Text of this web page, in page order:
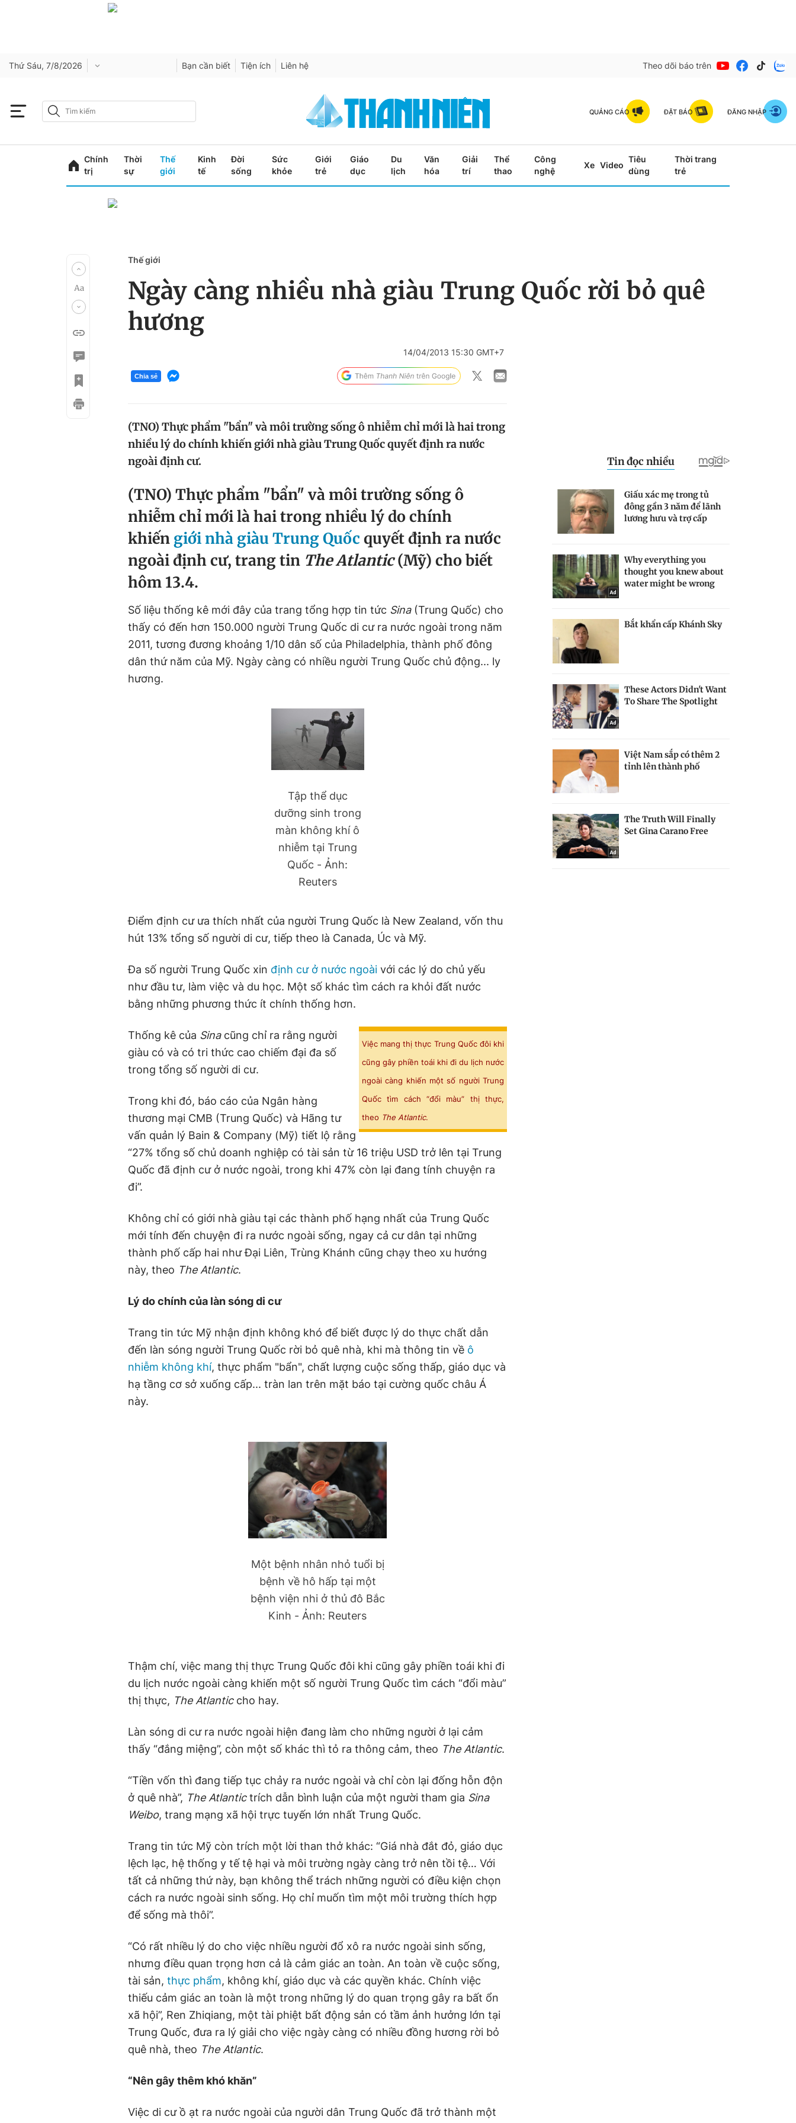
Thứ Sáu, 7/8/2026 Bạn cần biết Tiện ích Liên hệ Theo dõi báo trên
QUẢNG CÁO ĐẶT BÁO ĐĂNG NHẬP
Chính
trị
Thời
sự
Thế
giới
Kinh
tế
Đời
sống
Sức
khỏe
Giới
trẻ
Giáo
dục
Du
lịch
Văn
hóa
Giải
trí
Thể
thao
Công
nghệ
Xe Video
Tiêu
dùng
Thời trang
trẻ
Thế giới
Ngày càng nhiều nhà giàu Trung Quốc rời bỏ quê
hương
14/04/2013 15:30 GMT+7
Chia sẻ
(TNO) Thực phẩm "bẩn" và môi trường sống ô nhiễm chỉ mới là hai trong
nhiều lý do chính khiến giới nhà giàu Trung Quốc quyết định ra nước
ngoài định cư.
(TNO) Thực phẩm "bẩn" và môi trường sống ô
nhiễm chỉ mới là hai trong nhiều lý do chính
khiến giới nhà giàu Trung Quốc quyết định ra nước
ngoài định cư, trang tin The Atlantic(Mỹ) cho biết
hôm 13.4.
Số liệu thống kê mới đây của trang tổng hợp tin tức Sina(Trung Quốc) cho
thấy có đến hơn 150.000 người Trung Quốc di cư ra nước ngoài trong năm
2011, tương đương khoảng 1/10 dân số của Philadelphia, thành phố đông
dân thứ năm của Mỹ. Ngày càng có nhiều người Trung Quốc chủ động... ly
hương.
Tập thể dục
dưỡng sinh trong
màn không khí ô
nhiễm tại Trung
Quốc - Ảnh:
Reuters
Điểm định cư ưa thích nhất của người Trung Quốc là New Zealand, vốn thu
hút 13% tổng số người di cư, tiếp theo là Canada, Úc và Mỹ.
Đa số người Trung Quốc xin định cư ở nước ngoài với các lý do chủ yếu
như đầu tư, làm việc và du học. Một số khác tìm cách ra khỏi đất nước
bằng những phương thức ít chính thống hơn.
Việc mang thị thực Trung Quốc đôi khi
cũng gây phiền toái khi đi du lịch nước
ngoài càng khiến một số người Trung
Quốc tìm cách “đổi màu” thị thực,
theo The Atlantic.
Thống kê của Sinacũng chỉ ra rằng người
giàu có và có tri thức cao chiếm đại đa số
trong tổng số người di cư.
Trong khi đó, báo cáo của Ngân hàng
thương mại CMB (Trung Quốc) và Hãng tư
vấn quản lý Bain & Company (Mỹ) tiết lộ rằng
“27% tổng số chủ doanh nghiệp có tài sản từ 16 triệu USD trở lên tại Trung
Quốc đã định cư ở nước ngoài, trong khi 47% còn lại đang tính chuyện ra
đi”.
Không chỉ có giới nhà giàu tại các thành phố hạng nhất của Trung Quốc
mới tính đến chuyện đi ra nước ngoài sống, ngay cả cư dân tại những
thành phố cấp hai như Đại Liên, Trùng Khánh cũng chạy theo xu hướng
này, theo The Atlantic.
Lý do chính của làn sóng di cư
Trang tin tức Mỹ nhận định không khó để biết được lý do thực chất dẫn
đến làn sóng người Trung Quốc rời bỏ quê nhà, khi mà thông tin về ô
nhiễm không khí, thực phẩm "bẩn", chất lượng cuộc sống thấp, giáo dục và
hạ tầng cơ sở xuống cấp... tràn lan trên mặt báo tại cường quốc châu Á
này.
Một bệnh nhân nhỏ tuổi bị
bệnh về hô hấp tại một
bệnh viện nhi ở thủ đô Bắc
Kinh - Ảnh: Reuters
Thậm chí, việc mang thị thực Trung Quốc đôi khi cũng gây phiền toái khi đi
du lịch nước ngoài càng khiến một số người Trung Quốc tìm cách “đổi màu”
thị thực, The Atlanticcho hay.
Làn sóng di cư ra nước ngoài hiện đang làm cho những người ở lại cảm
thấy “đắng miệng”, còn một số khác thì tỏ ra thông cảm, theo The Atlantic.
“Tiền vốn thì đang tiếp tục chảy ra nước ngoài và chỉ còn lại đống hỗn độn
ở quê nhà”, The Atlantictrích dẫn bình luận của một người tham gia Sina
Weibo, trang mạng xã hội trực tuyến lớn nhất Trung Quốc.
Trang tin tức Mỹ còn trích một lời than thở khác: “Giá nhà đắt đỏ, giáo dục
lệch lạc, hệ thống y tế tệ hại và môi trường ngày càng trở nên tồi tệ… Với
tất cả những thứ này, bạn không thể trách những người có điều kiện chọn
cách ra nước ngoài sinh sống. Họ chỉ muốn tìm một môi trường thích hợp
để sống mà thôi”.
“Có rất nhiều lý do cho việc nhiều người đổ xô ra nước ngoài sinh sống,
nhưng điều quan trọng hơn cả là cảm giác an toàn. An toàn về cuộc sống,
tài sản, thực phẩm, không khí, giáo dục và các quyền khác. Chính việc
thiếu cảm giác an toàn là một trong những lý do quan trọng gây ra bất ổn
xã hội”, Ren Zhiqiang, một tài phiệt bất động sản có tầm ảnh hưởng lớn tại
Trung Quốc, đưa ra lý giải cho việc ngày càng có nhiều đồng hương rời bỏ
quê nhà, theo The Atlantic.
“Nên gây thêm khó khăn”
Việc di cư ồ ạt ra nước ngoài của người dân Trung Quốc đã trở thành một